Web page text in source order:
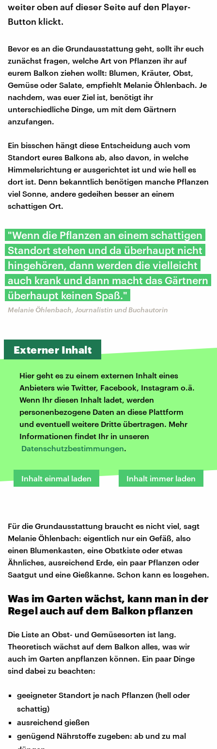
weiter oben auf dieser Seite auf den Player-
Button klickt.
Bevor es an die Grundausstattung geht, sollt ihr euch
zunächst fragen, welche Art von Pflanzen ihr auf
eurem Balkon ziehen wollt: Blumen, Kräuter, Obst,
Gemüse oder Salate, empfiehlt Melanie Öhlenbach. Je
nachdem, was euer Ziel ist, benötigt ihr
unterschiedliche Dinge, um mit dem Gärtnern
anzufangen.
Ein bisschen hängt diese Entscheidung auch vom
Standort eures Balkons ab, also davon, in welche
Himmelsrichtung er ausgerichtet ist und wie hell es
dort ist. Denn bekanntlich benötigen manche Pflanzen
viel Sonne, andere gedeihen besser an einem
schattigen Ort.
"Wenn die Pflanzen an einem schattigen
Standort stehen und da überhaupt nicht
hingehören, dann werden die vielleicht
auch krank und dann macht das Gärtnern
überhaupt keinen Spaß."
Melanie Öhlenbach, Journalistin und Buchautorin
Externer Inhalt
Hier geht es zu einem externen Inhalt eines
Anbieters wie Twitter, Facebook, Instagram o.ä.
Wenn Ihr diesen Inhalt ladet, werden
personenbezogene Daten an diese Plattform
und eventuell weitere Dritte übertragen. Mehr
Informationen findet Ihr in unseren
Datenschutzbestimmungen.
Inhalt einmal laden Inhalt immer laden
Für die Grundausstattung braucht es nicht viel, sagt
Melanie Öhlenbach: eigentlich nur ein Gefäß, also
einen Blumenkasten, eine Obstkiste oder etwas
Ähnliches, ausreichend Erde, ein paar Pflanzen oder
Saatgut und eine Gießkanne. Schon kann es losgehen.
Was im Garten wächst, kann man in der
Regel auch auf dem Balkon pflanzen
Die Liste an Obst- und Gemüsesorten ist lang.
Theoretisch wächst auf dem Balkon alles, was wir
auch im Garten anpflanzen können. Ein paar Dinge
sind dabei zu beachten:
geeigneter Standort je nach Pflanzen (hell oder
schattig)
ausreichend gießen
genügend Nährstoffe zugeben: ab und zu mal